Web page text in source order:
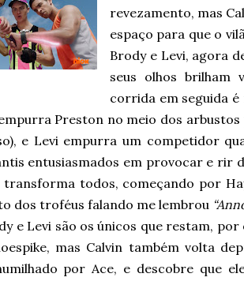
revezamento, mas
espaço para que o
Brody e Levi, agora
seus olhos brilham
corrida em seguida
Preston no meio dos
e Levi empurra um competidor
entusiasmados em provocar e rir
transforma todos, começando por
dos troféus falando me lembrou
e Levi são os únicos que restam,
mas Calvin também volta
por Ace, e descobre que